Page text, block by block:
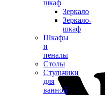
шкаф
Зеркало
Зеркало-
шкаф
Шкафы
и
пеналы
Столы
Стульчики
для
ванной